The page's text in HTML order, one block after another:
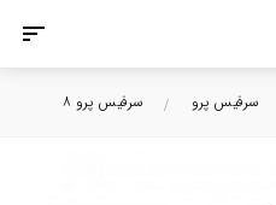
سرفیس پرو سرفیس پرو ۸